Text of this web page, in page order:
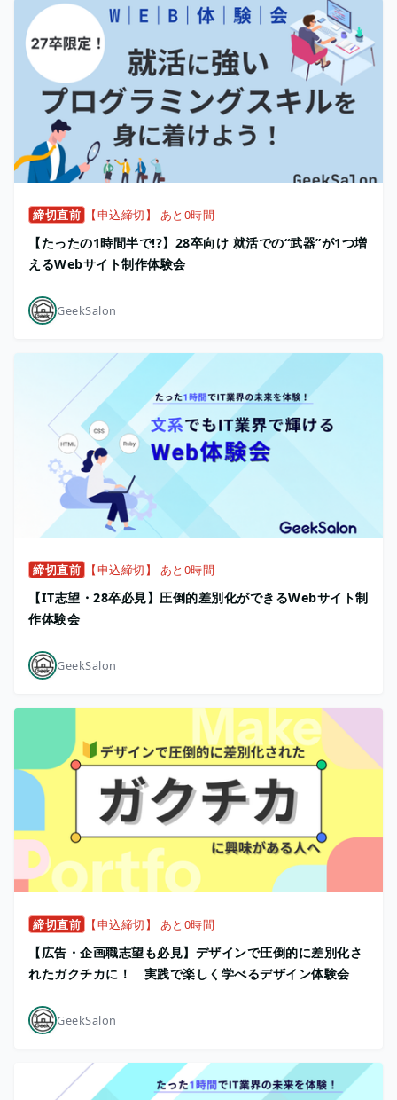
締切直前 【申込締切】 あと0時間
【たったの1時間半で!?】28卒向け 就活での“武器”が1つ増
えるWebサイト制作体験会
GeekSalon
締切直前 【申込締切】 あと0時間
【IT志望・28卒必見】圧倒的差別化ができるWebサイト制
作体験会
GeekSalon
締切直前 【申込締切】 あと0時間
【広告・企画職志望も必見】デザインで圧倒的に差別化さ
れたガクチカに！ 実践で楽しく学べるデザイン体験会
GeekSalon